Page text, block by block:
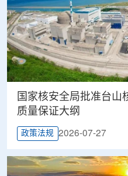
国家核安全局批准台山
质量保证大纲
政策法规 2026-07-27